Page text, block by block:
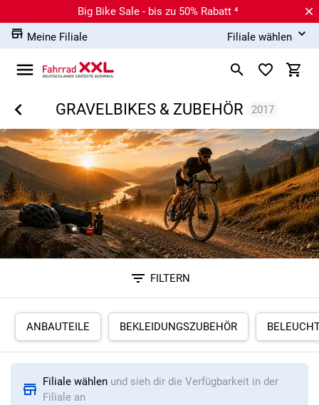
Big Bike Sale - bis zu 50% Rabatt ⁴
Meine Filiale
Filiale wählen
GRAVELBIKES & ZUBEHÖR 2017
ANBAUTEILE BEKLEIDUNGSZUBEHÖR
FILTERN
RELEVANZ
BESTSELLER ERSPARNIS IN %
Filiale wählen und sieh dir die Verfügbarkeit in der
Filiale an